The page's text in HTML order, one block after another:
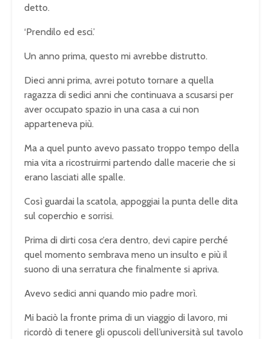
detto.
‘Prendilo ed esci.’
Un anno prima, questo mi avrebbe distrutto.
Dieci anni prima, avrei potuto tornare a quella
ragazza di sedici anni che continuava a scusarsi per
aver occupato spazio in una casa a cui non
apparteneva più.
Ma a quel punto avevo passato troppo tempo della
mia vita a ricostruirmi partendo dalle macerie che si
erano lasciati alle spalle.
Così guardai la scatola, appoggiai la punta delle dita
sul coperchio e sorrisi.
Prima di dirti cosa c’era dentro, devi capire perché
quel momento sembrava meno un insulto e più il
suono di una serratura che finalmente si apriva.
Avevo sedici anni quando mio padre morì.
Mi baciò la fronte prima di un viaggio di lavoro, mi
ricordò di tenere gli opuscoli dell’università sul tavolo